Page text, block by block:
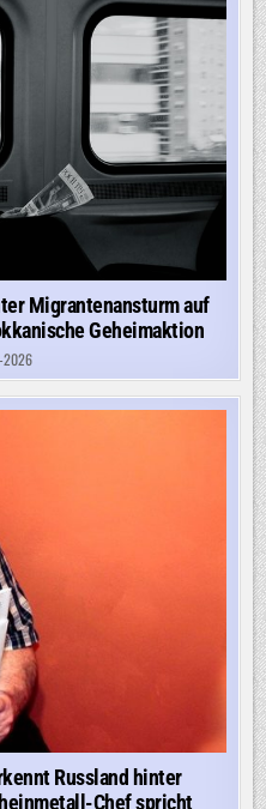
Migrantenansturm auf
Geheimaktion
2026
Russland hinter
Chef spricht